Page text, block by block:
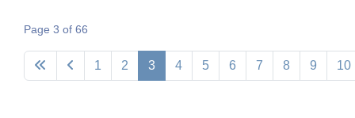
Page 3 of 66
1 2 3 4 5 6 7 8 9 10